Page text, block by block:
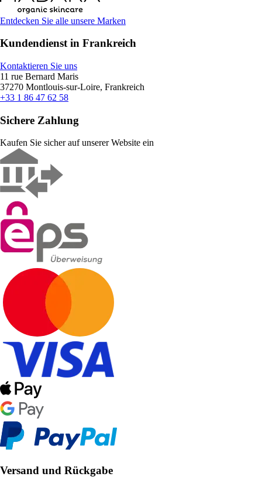
Entdecken Sie alle unsere Marken
Kundendienst in Frankreich
Kontaktieren Sie uns
11 rue Bernard Maris
37270 Montlouis-sur-Loire, Frankreich
+33 1 86 47 62 58
Sichere Zahlung
Kaufen Sie sicher auf unserer Website ein
Versand und Rückgabe